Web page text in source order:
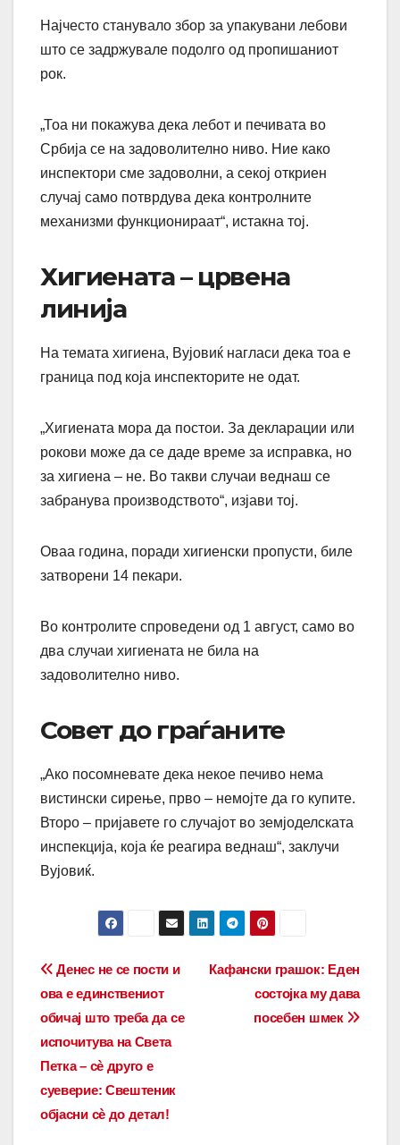
Најчесто станувало збор за упакувани лебови
што се задржувале подолго од пропишаниот
рок.
„Тоа ни покажува дека лебот и печивата во
Србија се на задоволително ниво. Ние како
инспектори сме задоволни, а секој откриен
случај само потврдува дека контролните
механизми функционираат“, истакна тој.
Хигиената – црвена
линија
На темата хигиена, Вујовиќ нагласи дека тоа е
граница под која инспекторите не одат.
„Хигиената мора да постои. За декларации или
рокови може да се даде време за исправка, но
за хигиена – не. Во такви случаи веднаш се
забранува производството“, изјави тој.
Оваа година, поради хигиенски пропусти, биле
затворени 14 пекари.
Во контролите спроведени од 1 август, само во
два случаи хигиената не била на
задоволително ниво.
Совет до граѓаните
„Ако посомневате дека некое печиво нема
вистински сирење, прво – немојте да го купите.
Второ – пријавете го случајот во земјоделската
инспекција, која ќе реагира веднаш“, заклучи
Вујовиќ.
Post
navigation
Кафански грашок: Еден
состојка му дава
посебен шмек
Денес не се пости и
ова е единствениот
обичај што треба да се
испочитува на Света
Петка – сè друго е
суеверие: Свештеник
објасни сè до детал!